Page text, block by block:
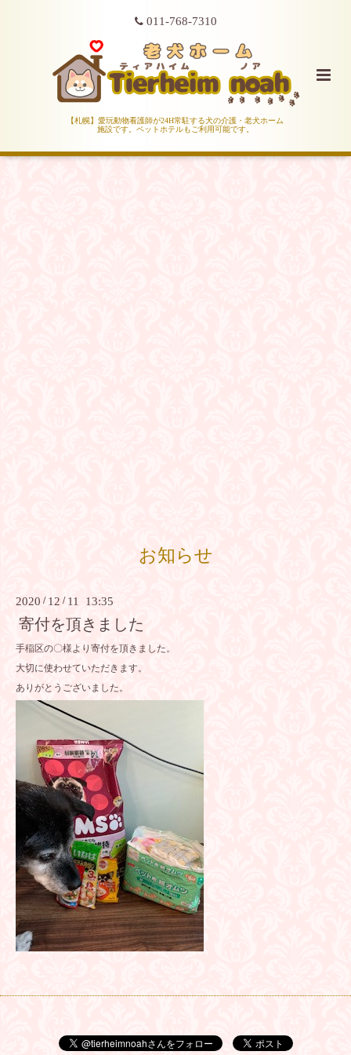
011-768-7310
【札幌】愛玩動物看護師が24H常駐する犬の介護・老犬ホーム
施設です。ペットホテルもご利用可能です。
お知らせ
2020 / 12 / 11 13:35
寄付を頂きました
手稲区の〇様より寄付を頂きました。
大切に使わせていただきます。
ありがとうございました。